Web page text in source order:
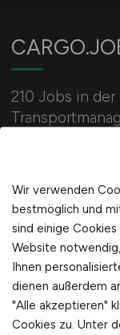
210 Jobs in der
Für
Mediadaten &
Wir verwenden
bestmöglich und
sind einige
Website
Ihnen
dienen außerdem
"Alle akzeptieren"
Cookies zu. Unter